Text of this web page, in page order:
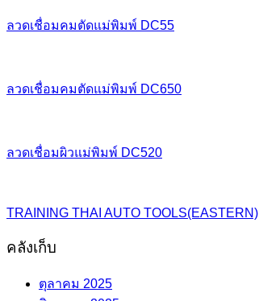
ลวดเชื่อมคมตัดแม่พิมพ์ DC55
ลวดเชื่อมคมตัดแม่พิมพ์ DC650
ลวดเชื่อมผิวแม่พิมพ์ DC520
TRAINING THAI AUTO TOOLS(EASTERN)
คลังเก็บ
ตุลาคม 2025